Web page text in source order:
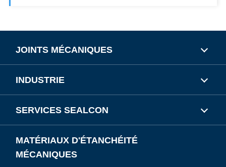
JOINTS MÉCANIQUES
INDUSTRIE
SERVICES SEALCON
MATÉRIAUX D'ÉTANCHÉITÉ
MÉCANIQUES